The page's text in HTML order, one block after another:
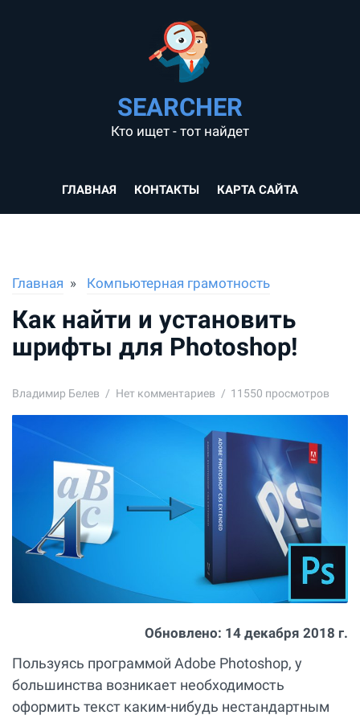
SEARCHER
Кто ищет - тот найдет
ГЛАВНАЯ КОНТАКТЫ КАРТА САЙТА
Главная Компьютерная грамотность
Как найти и установить
шрифты для Photoshop!
Владимир Белев Нет комментариев 11550 просмотров
Обновлено: 14 декабря 2018 г.
Пользуясь программой Adobe Photoshop, у
большинства возникает необходимость
оформить текст каким-нибудь нестандартным